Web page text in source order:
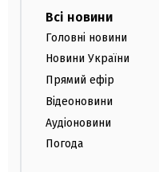
Всі новини
Головні новини
Новини України
Прямий ефір
Відеоновини
Аудіоновини
Погода